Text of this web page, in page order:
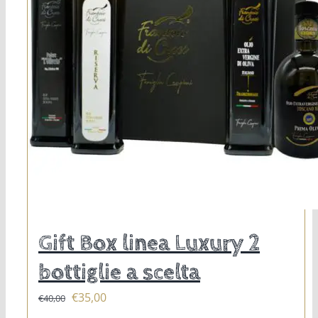
Gift Box linea Luxury 2
bottiglie a scelta
€40,00 Il
€35,00Il